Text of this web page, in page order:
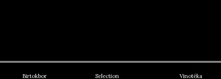
Birtokbor
Selection
Vinotéka